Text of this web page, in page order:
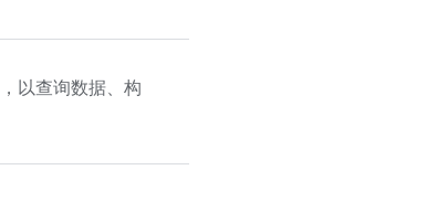
，以查询数据、构